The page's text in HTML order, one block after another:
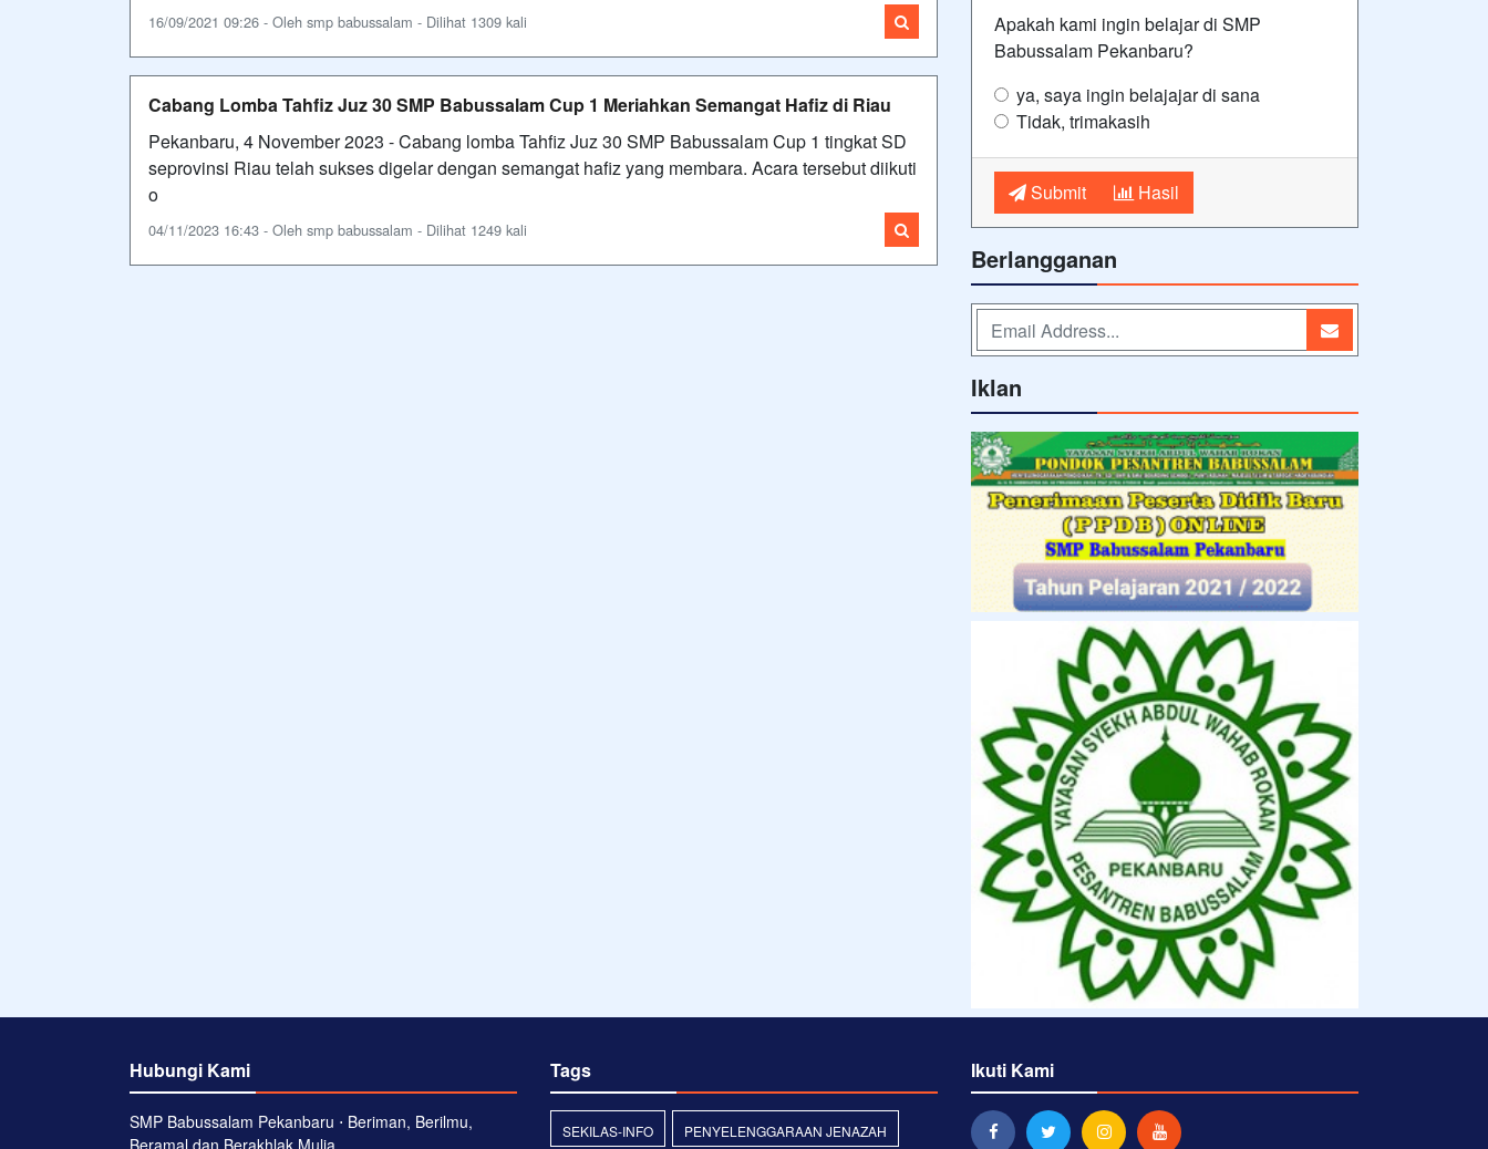
16/09/2021 09:26 - Oleh smp babussalam - Dilihat 1309 kali
Cabang Lomba Tahfiz Juz 30 SMP Babussalam Cup 1 Meriahkan Semangat Hafiz di Riau
Pekanbaru, 4 November 2023 - Cabang lomba Tahfiz Juz 30 SMP Babussalam Cup 1 tingkat SD
seprovinsi Riau telah sukses digelar dengan semangat hafiz yang membara. Acara tersebut diikuti
o
04/11/2023 16:43 - Oleh smp babussalam - Dilihat 1249 kali
Apakah kami ingin belajar di SMP
Babussalam Pekanbaru?
ya, saya ingin belajajar di sana
Tidak, trimakasih
Submit Hasil
Berlangganan
Iklan
Hubungi Kami
SMP Babussalam Pekanbaru ⋅ Beriman, Berilmu,
Beramal dan Berakhlak Mulia
Tags
SEKILAS-INFO PENYELENGGARAAN JENAZAH
Ikuti Kami